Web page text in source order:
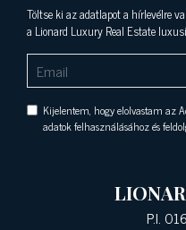
Töltse ki az adatlapot a hírlevélre
a Lionard Luxury Real Estate
Kijelentem, hogy elolvastam az
adatok felhasználásához és
P.I.